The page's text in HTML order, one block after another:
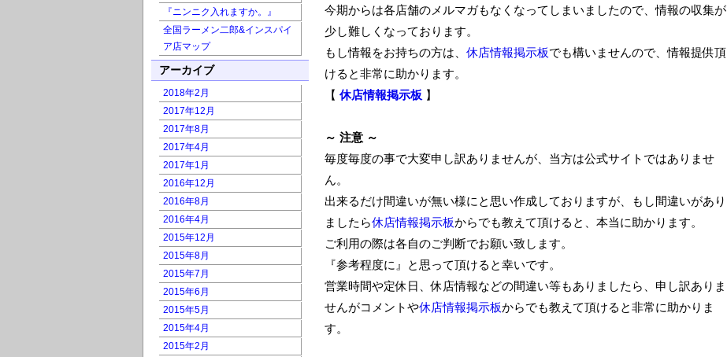
今期からは各店舗のメルマガもなくなってしまいましたので、情報の収集が
少し難しくなっております。
もし情報をお持ちの方は、 休店情報掲示板でも構いませんので、情報提供頂
けると非常に助かります。
【 休店情報掲示板 】
～ 注意 ～
毎度毎度の事で大変申し訳ありませんが、当方は公式サイトではありませ
ん。
出来るだけ間違いが無い様にと思い作成しておりますが、もし間違いがあり
ましたら休店情報掲示板からでも教えて頂けると、本当に助かります。
ご利用の際は各自のご判断でお願い致します。
『参考程度に』と思って頂けると幸いです。
営業時間や定休日、休店情報などの間違い等もありましたら、申し訳ありま
せんがコメントや休店情報掲示板からでも教えて頂けると非常に助かりま
す。
『ニンニク入れますか。』
全国ラーメン二郎&インスパイ
ア店マップ
アーカイブ
2018年2月
2017年12月
2017年8月
2017年4月
2017年1月
2016年12月
2016年8月
2016年4月
2015年12月
2015年8月
2015年7月
2015年6月
2015年5月
2015年4月
2015年2月